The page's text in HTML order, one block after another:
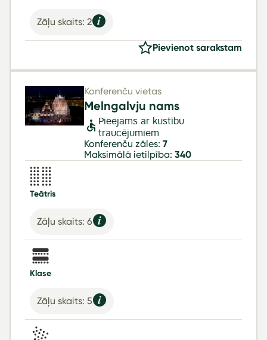
Zāļu skaits: 2
Pievienot sarakstam
Konferenču vietas
Melngalvju nams
Pieejams ar kustību
traucējumiem
Konferenču zāles: 7
Maksimālā ietilpība: 340
Teātris
Zāļu skaits: 6
Klase
Zāļu skaits: 5